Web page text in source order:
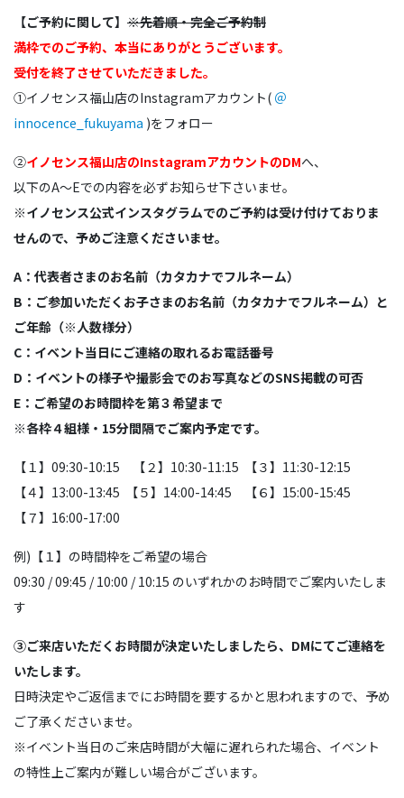
【ご予約に関して】 ※先着順・完全ご予約制
満枠でのご予約、本当にありがとうございます。
受付を終了させていただきました。
①イノセンス福山店のInstagramアカウント( ＠
innocence_fukuyama )をフォロー
②イノセンス福山店のInstagramアカウントのDMへ、
以下のA～Eでの内容を必ずお知らせ下さいませ。
※イノセンス公式インスタグラムでのご予約は受け付けておりま
せんので、予めご注意くださいませ。
A：代表者さまのお名前（カタカナでフルネーム）
B：ご参加いただくお子さまのお名前（カタカナでフルネーム）と
ご年齢（※人数様分）
C：イベント当日にご連絡の取れるお電話番号
D：イベントの様子や撮影会でのお写真などのSNS掲載の可否
E：ご希望のお時間枠を第３希望まで
※各枠４組様・15分間隔でご案内予定です。
【１】09:30-10:15 【２】10:30-11:15 【３】11:30-12:15
【４】13:00-13:45 【５】14:00-14:45 【６】15:00-15:45
【７】16:00-17:00
例)【１】の時間枠をご希望の場合
09:30 / 09:45 / 10:00 / 10:15 のいずれかのお時間でご案内いたしま
す
③ご来店いただくお時間が決定いたしましたら、DMにてご連絡を
いたします。
日時決定やご返信までにお時間を要するかと思われますので、予め
ご了承くださいませ。
※イベント当日のご来店時間が大幅に遅れられた場合、イベント
の特性上ご案内が難しい場合がございます。